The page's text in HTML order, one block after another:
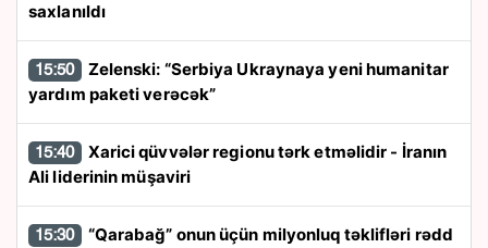
saxlanıldı
15:50
yardım paketi verəcək”
15:40
Ali liderinin müşaviri
15:30